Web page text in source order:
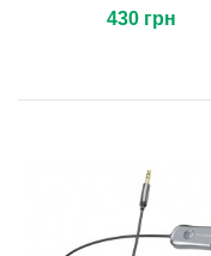
430 грн